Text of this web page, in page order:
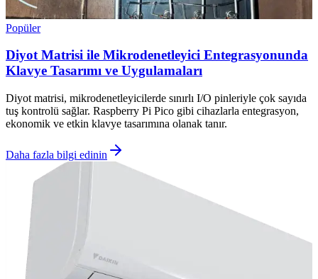
Popüler
Diyot Matrisi ile Mikrodenetleyici Entegrasyonunda
Klavye Tasarımı ve Uygulamaları
Diyot matrisi, mikrodenetleyicilerde sınırlı I/O pinleriyle çok sayıda
tuş kontrolü sağlar. Raspberry Pi Pico gibi cihazlarla entegrasyon,
ekonomik ve etkin klavye tasarımına olanak tanır.
Daha fazla bilgi edinin